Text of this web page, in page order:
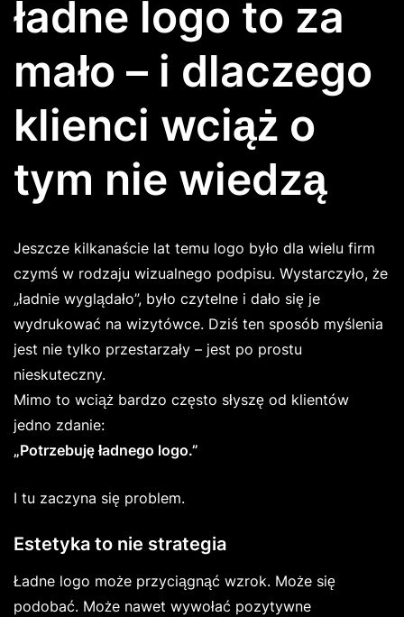
ładne logo to za
mało – i dlaczego
klienci wciąż o
tym nie wiedzą
Jeszcze kilkanaście lat temu logo było dla wielu firm
czymś w rodzaju wizualnego podpisu. Wystarczyło, że
„ładnie wyglądało”, było czytelne i dało się je
wydrukować na wizytówce. Dziś ten sposób myślenia
jest nie tylko przestarzały – jest po prostu
nieskuteczny.
Mimo to wciąż bardzo często słyszę od klientów
jedno zdanie:
„Potrzebuję ładnego logo.”
I tu zaczyna się problem.
Estetyka to nie strategia
Ładne logo może przyciągnąć wzrok. Może się
podobać. Może nawet wywołać pozytywne